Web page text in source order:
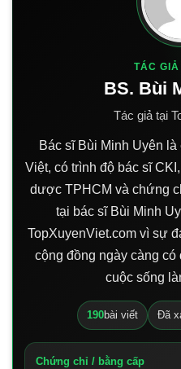
TÁC
BS. Bùi
Tác giả tại
Bác sĩ Bùi Minh Uyên
Việt, có trình độ bác sĩ
dược TPHCM và chứng
tại bác sĩ Bùi Minh
TopXuyenViet.com vì sự
cộng đồng ngày càng
cuộc sống
190bài viết Đã
Chứng chỉ / bằng cấp